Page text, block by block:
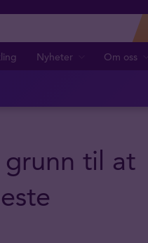
Nyheter Om oss
til at